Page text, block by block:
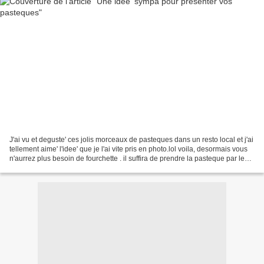
J'ai vu et deguste' ces jolis morceaux de pasteques dans un resto local et j'ai
tellement aime' l'idee' que je l'ai vite pris en photo.lol voila, desormais vous
n'aurrez plus besoin de fourchette . il suffira de prendre la pasteque par le